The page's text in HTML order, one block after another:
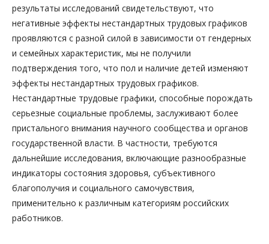
результаты исследований свидетельствуют, что
негативные эффекты нестандартных трудовых графиков
проявляются с разной силой в зависимости от гендерных
и семейных характеристик, мы не получили
подтверждения того, что пол и наличие детей изменяют
эффекты нестандартных трудовых графиков.
Нестандартные трудовые графики, способные порождать
серьезные социальные проблемы, заслуживают более
пристального внимания научного сообщества и органов
государственной власти. В частности, требуются
дальнейшие исследования, включающие разнообразные
индикаторы состояния здоровья, субъективного
благополучия и социального самочувствия,
применительно к различным категориям российских
работников.